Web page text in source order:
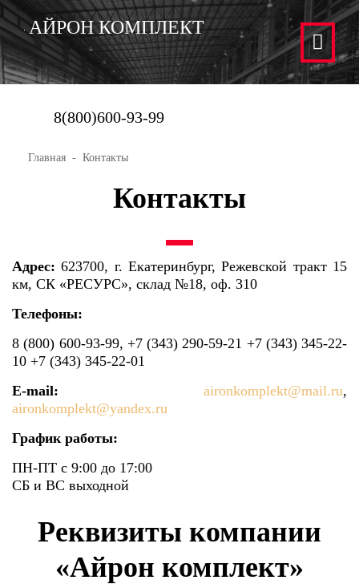
АЙРОН КОМПЛЕКТ
8(800)600-93-99
Главная Контакты
Контакты
Адрес: 623700, г. Екатеринбург, Режевской тракт 15
км, СК «РЕСУРС», склад №18, оф. 310
Телефоны:
8 (800) 600-93-99, +7 (343) 290-59-21 +7 (343) 345-22-
10 +7 (343) 345-22-01
E-mail: aironkomplekt@mail.ru,
aironkomplekt@yandex.ru
График работы:
ПН-ПТ с 9:00 до 17:00
СБ и ВС выходной
Реквизиты компании
«Айрон комплект»